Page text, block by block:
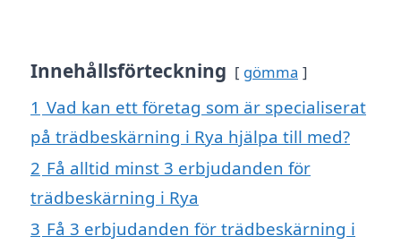
Innehållsförteckning gömma
1 Vad kan ett företag som är specialiserat
på trädbeskärning i Rya hjälpa till med?
2 Få alltid minst 3 erbjudanden för
trädbeskärning i Rya
3 Få 3 erbjudanden för trädbeskärning i